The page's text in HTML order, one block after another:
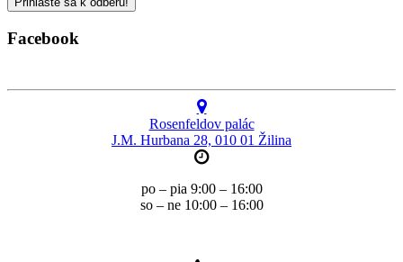
Facebook
Rosenfeldov palác
J.M. Hurbana 28, 010 01 Žilina
po – pia 9:00 – 16:00
so – ne 10:00 – 16:00